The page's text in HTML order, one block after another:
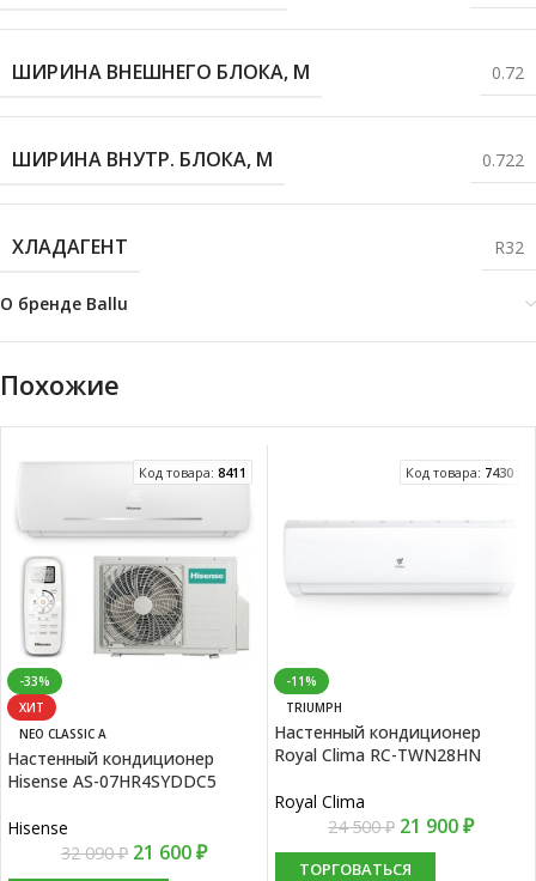
ШИРИНА ВНЕШНЕГО БЛОКА, М 0.72
ШИРИНА ВНУТР. БЛОКА, М 0.722
ХЛАДАГЕНТ R32
О бренде Ballu
Похожие
Код товара: 8411
-33%
ХИТ
NEO CLASSIC A
Настенный кондиционер
Hisense AS-07HR4SYDDC5
Hisense
32 090₽ 21 600₽
Код товара: 7430
-11%
TRIUMPH
Настенный кондиционер
Royal Clima RC-TWN28HN
Royal Clima
24 500₽ 21 900₽
ТОРГОВАТЬСЯ